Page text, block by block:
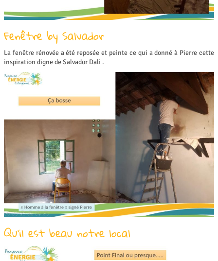
Fenêtre by Salvador
La fenêtre rénovée a été reposée et peinte ce qui a donné à Pierre cette
inspiration digne de Salvador Dali .
Qu’il est beau notre local